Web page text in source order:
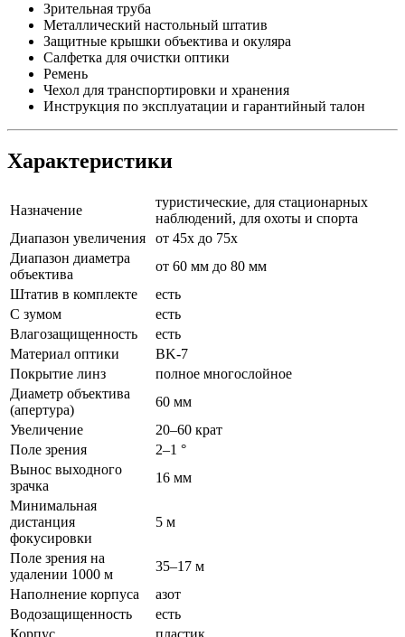
Зрительная труба
Металлический настольный штатив
Защитные крышки объектива и окуляра
Салфетка для очистки оптики
Ремень
Чехол для транспортировки и хранения
Инструкция по эксплуатации и гарантийный талон
Характеристики
Назначение
туристические, для стационарных
наблюдений, для охоты и спорта
Диапазон увеличения
от 45х до 75х
Диапазон диаметра
объектива
от 60 мм до 80 мм
Штатив в комплекте
есть
С зумом
есть
Влагозащищенность
есть
Материал оптики
BK-7
Покрытие линз
полное многослойное
Диаметр объектива
(апертура)
60 мм
Увеличение
20–60 крат
Поле зрения
2–1 °
Вынос выходного
зрачка
16 мм
Минимальная
дистанция
фокусировки
5 м
Поле зрения на
удалении 1000 м
35–17 м
Наполнение корпуса
азот
Водозащищенность
есть
Корпус
пластик